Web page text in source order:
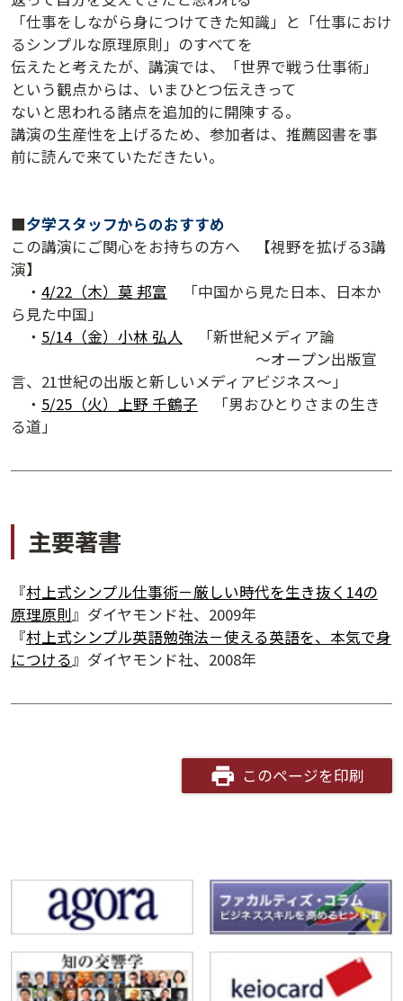
「仕事をしながら身につけてきた知識」と「仕事におけ
るシンプルな原理原則」のすべてを
伝えたと考えたが、講演では、「世界で戦う仕事術」
という観点からは、いまひとつ伝えきって
ないと思われる諸点を追加的に開陳する。
講演の生産性を上げるため、参加者は、推薦図書を事
前に読んで来ていただきたい。
■夕学スタッフからのおすすめ
この講演にご関心をお持ちの方へ 【視野を拡げる3講
演】
・ 4/22（木）莫 邦富 「中国から見た日本、日本か
ら見た中国」
・ 5/14（金）小林 弘人
「新世紀メディア論
～オープン出版宣
言、21世紀の出版と新しいメディアビジネス～」
・ 5/25（火）上野 千鶴子 「男おひとりさまの生き
る道」
主要著書
『村上式シンプル仕事術－厳しい時代を生き抜く14の
原理原則』ダイヤモンド社、2009年
『村上式シンプル英語勉強法－使える英語を、本気で身
につける』ダイヤモンド社、2008年
このページを印刷
講演アーカイブ
7日間無料体験